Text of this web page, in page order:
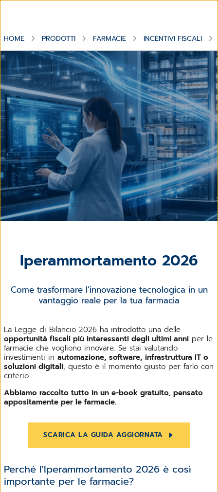
HOME PRODOTTI FARMACIE INCENTIVI FISCALI
Iperammortamento 2026
Come trasformare l’innovazione tecnologica in un
vantaggio reale per la tua farmacia
La Legge di Bilancio 2026 ha introdotto una delle
opportunità fiscali più interessanti degli ultimi anni per le
farmacie che vogliono innovare. Se stai valutando
investimenti in automazione, software, infrastruttura IT o
soluzioni digitali, questo è il momento giusto per farlo con
criterio.
Abbiamo raccolto tutto in un e-book gratuito, pensato
appositamente per le farmacie.
SCARICA LA GUIDA AGGIORNATA
Perché l'Iperammortamento 2026 è così
importante per le farmacie?